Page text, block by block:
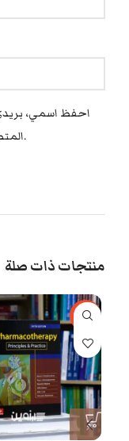
احفظ اسمي، بريدي
المتصفح لاستخدامها المرة المقبلة في تعليقي.
منتجات ذات صلة
-58%